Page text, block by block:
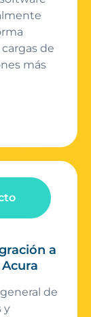
de
más
a
de
y